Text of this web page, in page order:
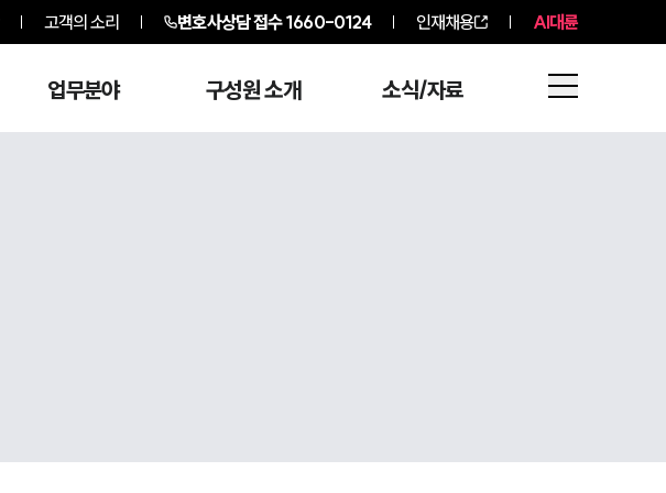
고객의 소리 변호사상담 접수1660-0124 인재채용 AI대륜
업무분야 구성원 소개 소식/자료